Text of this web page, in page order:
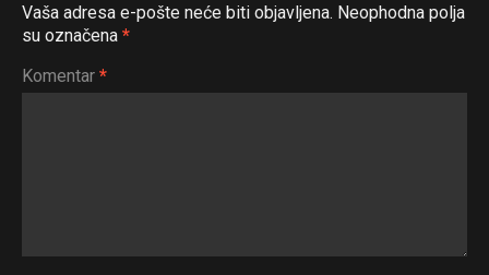
Vaša adresa e-pošte neće biti objavljena. Neophodna polja
su označena *
Komentar *